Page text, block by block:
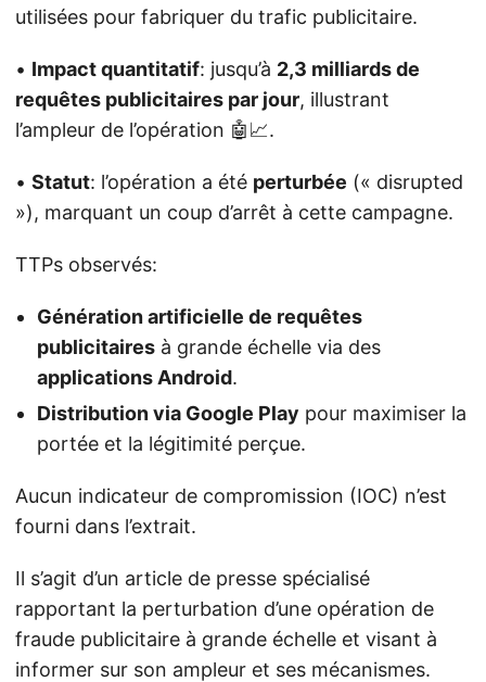
utilisées pour fabriquer du trafic publicitaire.
• Impact quantitatif: jusqu’à 2,3 milliards de
requêtes publicitaires par jour, illustrant
l’ampleur de l’opération 🤖📈.
• Statut: l’opération a été perturbée (« disrupted
»), marquant un coup d’arrêt à cette campagne.
TTPs observés:
Génération artificielle de requêtes
publicitaires à grande échelle via des
applications Android.
Distribution via Google Play pour maximiser la
portée et la légitimité perçue.
Aucun indicateur de compromission (IOC) n’est
fourni dans l’extrait.
Il s’agit d’un article de presse spécialisé
rapportant la perturbation d’une opération de
fraude publicitaire à grande échelle et visant à
informer sur son ampleur et ses mécanismes.